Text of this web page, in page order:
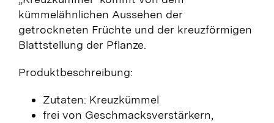
kümmelähnlichen Aussehen der
getrockneten Früchte und der kreuzförmigen
Blattstellung der Pflanze.
Produktbeschreibung:
Zutaten: Kreuzkümmel
frei von Geschmacksverstärkern,